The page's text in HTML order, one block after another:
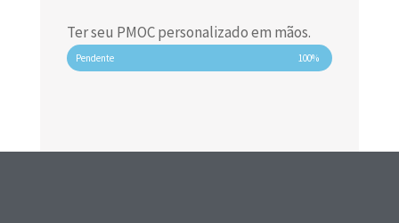
Ter seu PMOC personalizado em mãos.
Pendente 100%